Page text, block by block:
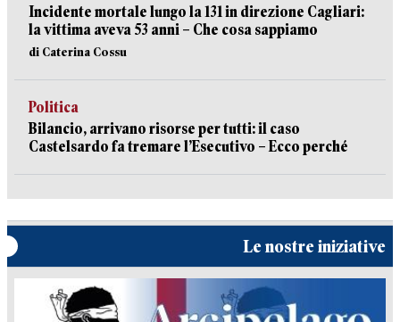
Incidente mortale lungo la 131 in direzione Cagliari:
la vittima aveva 53 anni – Che cosa sappiamo
di Caterina Cossu
Politica
Bilancio, arrivano risorse per tutti: il caso
Castelsardo fa tremare l’Esecutivo – Ecco perché
Le nostre iniziative